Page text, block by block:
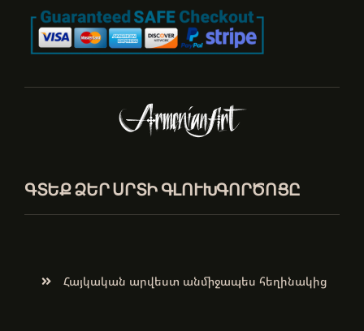
ԳՏԵՔ ՁԵՐ ՍՐՏԻ ԳԼՈՒԽԳՈՐԾՈՑԸ
Հայկական արվեստ անմիջապես հեղինակից